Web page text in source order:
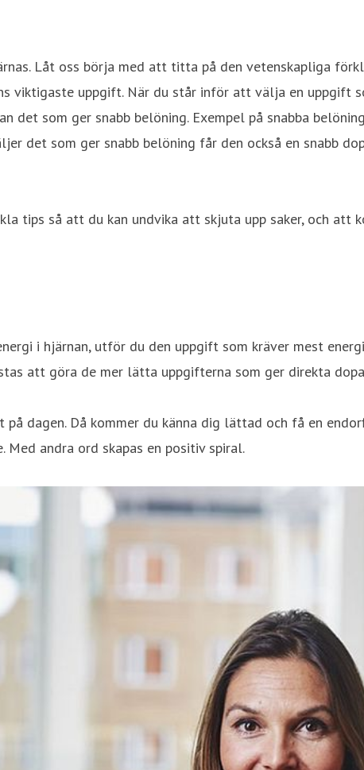
Låt oss börja med att titta på den vetenskapliga
viktigaste uppgift. När du står inför att välja en
det som ger snabb belöning. Exempel på snabba
det som ger snabb belöning får den också en snabb
tips så att du kan undvika att skjuta upp saker, och
i hjärnan, utför du den uppgift som kräver mest
att göra de mer lätta uppgifterna som ger direkta
dagen. Då kommer du känna dig lättad och få en
andra ord skapas en positiv spiral.